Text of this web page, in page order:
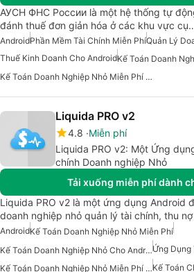
АУСН ФНС России là một hệ thống tự
đánh thuế đơn giản hóa ở các khu vực
AndroidPhần Mềm Tài Chính Miễn PhíQuản Lý
Thuế Kinh Doanh Cho AndroidKế Toán Doanh
Kế Toán Doanh Nghiệp Nhỏ Miễn Phí Cho Android
Liquida PRO v2
4.8 Miễn phí
Liquida PRO v2: Một Ứng
chính Doanh nghiệp Nhỏ
Tải xuống miễn phí dành
Liquida PRO v2 là một ứng dụng Android
doanh nghiệp nhỏ quản lý tài chính, thu
AndroidKế Toán Doanh Nghiệp Nhỏ Miễn Phí
Kế Toán Doanh Nghiệp Nhỏ Cho AndroidỨng Dụng
Kế Toán Doanh Nghiệp Nhỏ Miễn Phí Cho AndroidKế Toán